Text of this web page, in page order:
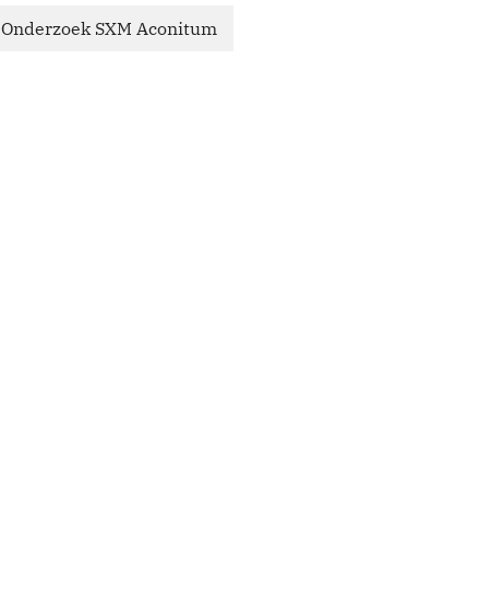
Onderzoek SXM Aconitum